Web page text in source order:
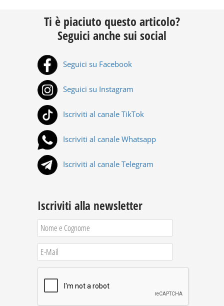
Ti è piaciuto questo articolo?
Seguici anche sui social
Seguici su Facebook
Seguici su Instagram
Iscriviti al canale TikTok
Iscriviti al canale Whatsapp
Iscriviti al canale Telegram
Iscriviti alla newsletter